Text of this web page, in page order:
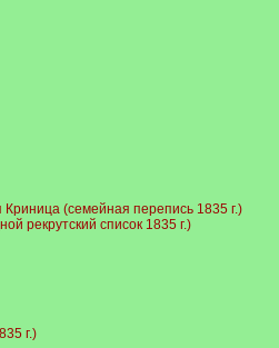
Криница (семейная перепись 1835 г.)
рекрутский список 1835 г.)
г.)